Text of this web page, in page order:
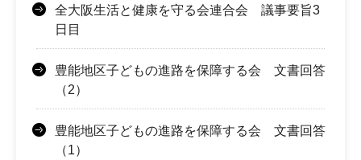
全大阪生活と健康を守る会連合会 議事要旨3
日目
豊能地区子どもの進路を保障する会 文書回答
（2）
豊能地区子どもの進路を保障する会 文書回答
（1）